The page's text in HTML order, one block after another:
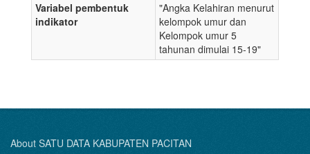
Variabel pembentuk
indikator
"Angka Kelahiran menurut
kelompok umur dan
Kelompok umur 5
tahunan dimulai 15-19"
About SATU DATA KABUPATEN PACITAN